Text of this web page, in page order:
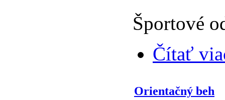
Športové
Čítať
Orientačný beh